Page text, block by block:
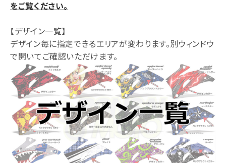
をご覧ください。
【デザイン一覧】
デザイン毎に指定できるエリアが変わります。別ウィンドウ
で開いてご確認いただけます。